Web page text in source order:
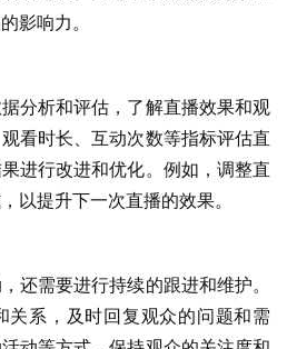
影响力。
分析和评估，了解直播效果和观
看时长、互动次数等指标评估直
进行改进和优化。例如，调整直
以提升下一次直播的效果。
还需要进行持续的跟进和维护。
关系，及时回复观众的问题和需